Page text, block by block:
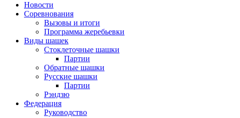
Новости
Соревнования
Вызовы и итоги
Программа жеребьевки
Виды шашек
Стоклеточные шашки
Партии
Обратные шашки
Русские шашки
Партии
Рэндзю
Федерация
Руководство